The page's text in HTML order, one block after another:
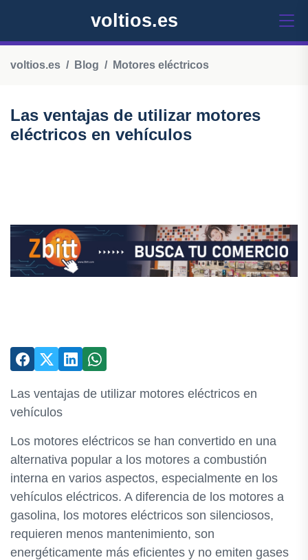
voltios.es
voltios.es Blog Motores eléctricos
Las ventajas de utilizar motores
eléctricos en vehículos
Las ventajas de utilizar motores eléctricos en
vehículos
Los motores eléctricos se han convertido en una
alternativa popular a los motores a combustión
interna en varios aspectos, especialmente en los
vehículos eléctricos. A diferencia de los motores a
gasolina, los motores eléctricos son silenciosos,
requieren menos mantenimiento, son
energéticamente más eficientes y no emiten gases